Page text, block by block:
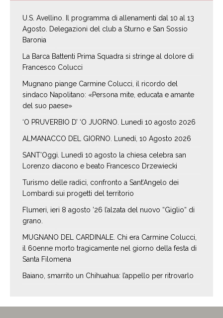
U.S. Avellino. Il programma di allenamenti dal 10 al 13
Agosto. Delegazioni del club a Sturno e San Sossio
Baronia
La Barca Battenti Prima Squadra si stringe al dolore di
Francesco Colucci
Mugnano piange Carmine Colucci, il ricordo del
sindaco Napolitano: «Persona mite, educata e amante
del suo paese»
‘O PRUVERBIO D’ ‘O JUORNO. Lunedì 10 agosto 2026
ALMANACCO DEL GIORNO. Lunedí, 10 Agosto 2026
SANT’Oggi. Lunedì 10 agosto la chiesa celebra san
Lorenzo diacono e beato Francesco Drzewiecki
Turismo delle radici, confronto a Sant’Angelo dei
Lombardi sui progetti del territorio
Flumeri, ieri 8 agosto ’26 l’alzata del nuovo “Giglio“ di
grano.
MUGNANO DEL CARDINALE. Chi era Carmine Colucci,
il 60enne morto tragicamente nel giorno della festa di
Santa Filomena
Baiano, smarrito un Chihuahua: l’appello per ritrovarlo